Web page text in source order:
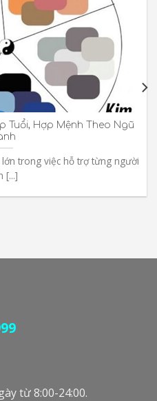
Tuổi, Hợp Mệnh Theo Ngũ
trong việc hỗ trợ từng người
[...]
từ 8:00-24:00.